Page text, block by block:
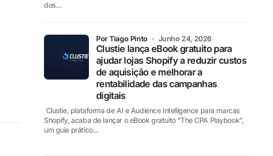
dos…
Clustie lança eBook gratuito para
ajudar lojas Shopify a reduzir custos
de aquisição e melhorar a
rentabilidade das campanhas
digitais
por Tiago Pinto Junho 24, 2026
Clustie, plataforma de AI e Audience Intelligence para marcas
Shopify, acaba de lançar o eBook gratuito “The CPA Playbook”,
um guia prático…